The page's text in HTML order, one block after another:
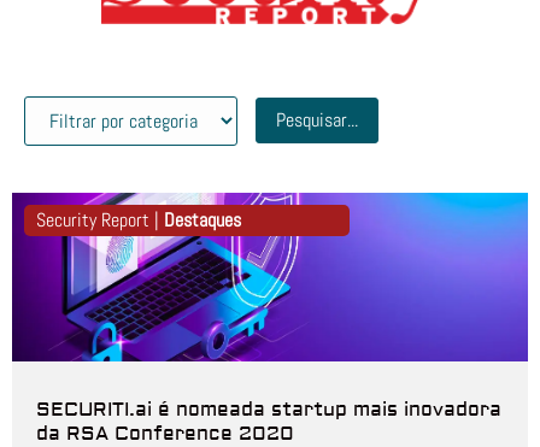
Pesquisar...
Security Report | Destaques
SECURITI.ai é nomeada startup mais inovadora
da RSA Conference 2020